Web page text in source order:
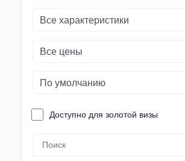
Доступно для золотой визы